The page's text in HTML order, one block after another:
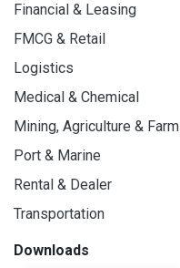
Financial & Leasing
FMCG & Retail
Logistics
Medical & Chemical
Mining, Agriculture & Farm
Port & Marine
Rental & Dealer
Transportation
Downloads